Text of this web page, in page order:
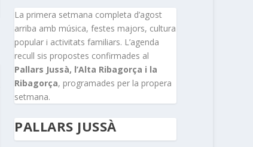
La primera setmana completa d’agost
arriba amb música, festes majors, cultura
popular i activitats familiars. L’agenda
recull sis propostes confirmades al
Pallars Jussà, l’Alta Ribagorça i la
Ribagorça, programades per la propera
setmana.
PALLARS JUSSÀ